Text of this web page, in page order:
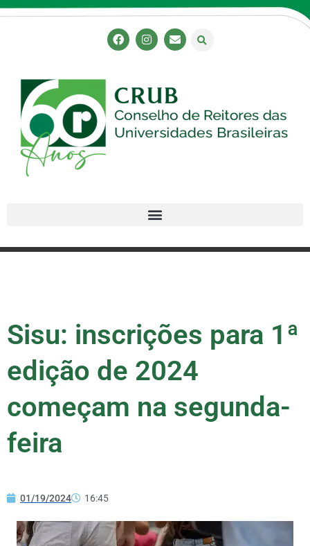
Sisu: inscrições para 1ª
edição de 2024
começam na segunda-
feira
01/19/2024 16:45